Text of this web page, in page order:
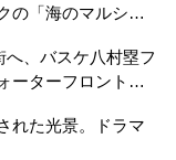
の「海のマルシ
へ、バスケ八村塁フ
ーターフロントを
れた光景。ドラマ